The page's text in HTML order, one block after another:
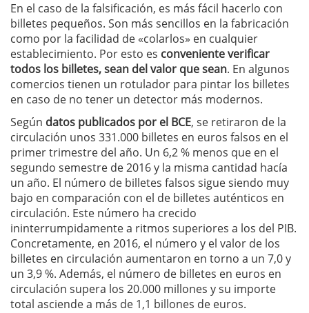
En el caso de la falsificación, es más fácil hacerlo con
billetes pequeños. Son más sencillos en la fabricación
como por la facilidad de «colarlos» en cualquier
establecimiento. Por esto es conveniente verificar
todos los billetes, sean del valor que sean. En algunos
comercios tienen un rotulador para pintar los billetes
en caso de no tener un detector más modernos.
Según datos publicados por el BCE, se retiraron de la
circulación unos 331.000 billetes en euros falsos en el
primer trimestre del año. Un 6,2 % menos que en el
segundo semestre de 2016 y la misma cantidad hacía
un año. El número de billetes falsos sigue siendo muy
bajo en comparación con el de billetes auténticos en
circulación. Este número ha crecido
ininterrumpidamente a ritmos superiores a los del PIB.
Concretamente, en 2016, el número y el valor de los
billetes en circulación aumentaron en torno a un 7,0 y
un 3,9 %. Además, el número de billetes en euros en
circulación supera los 20.000 millones y su importe
total asciende a más de 1,1 billones de euros.